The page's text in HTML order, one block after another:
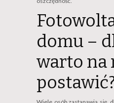
domu –
warto na